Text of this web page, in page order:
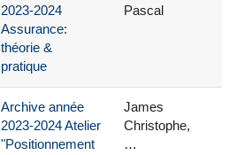
2023-2024
Assurance:
théorie &
pratique
Pascal
Archive année
2023-2024 Atelier
"Positionnement
James
Christophe,
…